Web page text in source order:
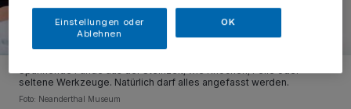
Spannende Funde aus der Steinzeit, wie Knochen, Felle oder
seltene Werkzeuge. Natürlich darf alles angefasst werden.
Foto: Neanderthal Museum
Einstellungen oder
Ablehnen
OK